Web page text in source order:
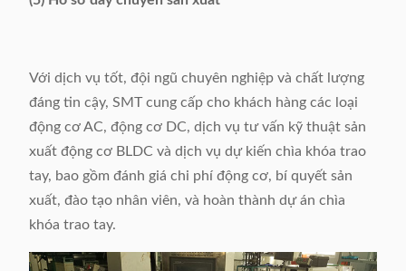
Với dịch vụ tốt, đội ngũ chuyên nghiệp và chất lượng
đáng tin cậy, SMT cung cấp cho khách hàng các loại
động cơ AC, động cơ DC, dịch vụ tư vấn kỹ thuật sản
xuất động cơ BLDC và dịch vụ dự kiến ​​chìa khóa trao
tay, bao gồm đánh giá chi phí động cơ, bí quyết sản
xuất, đào tạo nhân viên, và hoàn thành dự án chìa
khóa trao tay.